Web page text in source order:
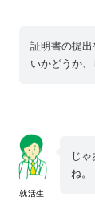
証明書の提
いかどうか、
就活生
じ
ね。